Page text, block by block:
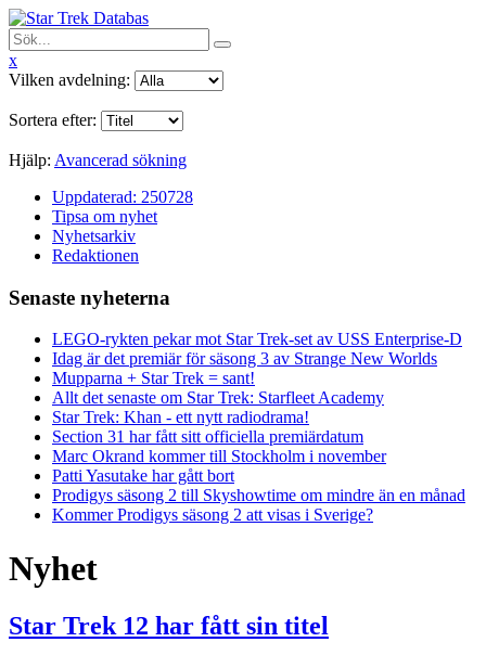
x
Vilken avdelning:
Sortera efter:
Hjälp: Avancerad sökning
Uppdaterad: 250728
Tipsa om nyhet
Nyhetsarkiv
Redaktionen
Senaste nyheterna
LEGO-rykten pekar mot Star Trek-set av USS Enterprise-D
Idag är det premiär för säsong 3 av Strange New Worlds
Mupparna + Star Trek = sant!
Allt det senaste om Star Trek: Starfleet Academy
Star Trek: Khan - ett nytt radiodrama!
Section 31 har fått sitt officiella premiärdatum
Marc Okrand kommer till Stockholm i november
Patti Yasutake har gått bort
Prodigys säsong 2 till Skyshowtime om mindre än en månad
Kommer Prodigys säsong 2 att visas i Sverige?
Nyhet
Star Trek 12 har fått sin titel